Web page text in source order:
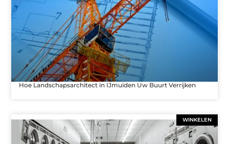
Hoe Landschapsarchitect in IJmuiden Uw Buurt Verrijken
WINKELEN